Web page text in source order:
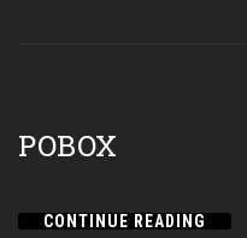
POBOX
CONTINUE READING